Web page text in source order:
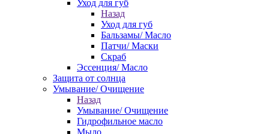
Уход для губ
Назад
Уход для губ
Бальзамы/ Масло
Патчи/ Маски
Скраб
Эссенция/ Масло
Защита от солнца
Умывание/ Очищение
Назад
Умывание/ Очищение
Гидрофильное масло
Мыло